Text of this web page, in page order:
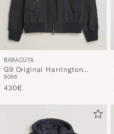
BARACUTA
G9 Original Harrington
Jacket Dark Navy
5056
430€